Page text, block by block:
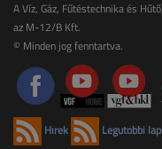
A Víz, Gáz, Fűtéstechnika és
az M-12/B Kft.
© Minden jog fenntartva.
Hírek Legutóbbi